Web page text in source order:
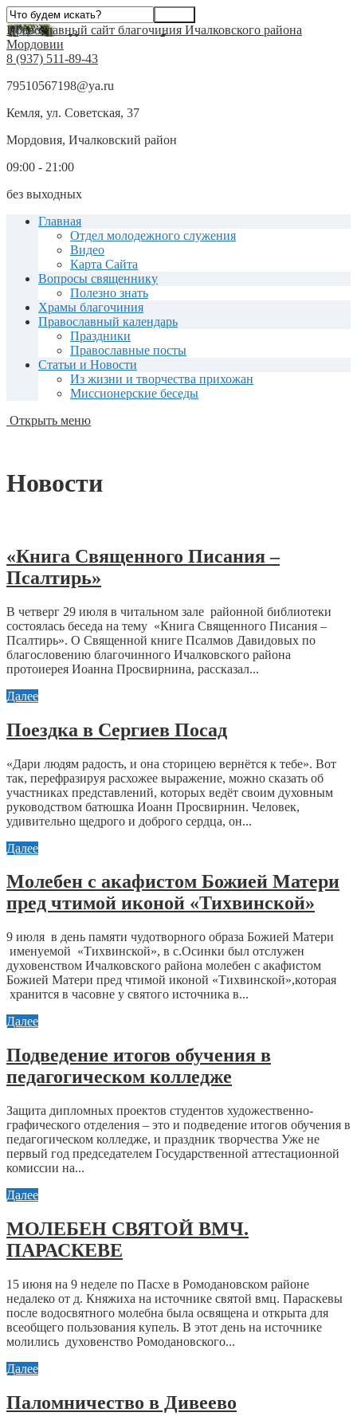
Православный сайт благочиния Ичалковского района
Мордовии
8 (937) 511-89-43
79510567198@ya.ru
Кемля, ул. Советская, 37
Мордовия, Ичалковский район
09:00 - 21:00
без выходных
Главная
Отдел молодежного служения
Видео
Карта Сайта
Вопросы священнику
Полезно знать
Храмы благочиния
Православный календарь
Праздники
Православные посты
Статьи и Новости
Из жизни и творчества прихожан
Миссионерские беседы
Открыть меню
Новости
«Книга Священного Писания –
Псалтирь»
В четверг 29 июля в читальном зале районной библиотеки
состоялась беседа на тему «Книга Священного Писания –
Псалтирь». О Священной книге Псалмов Давидовых по
благословению благочинного Ичалковского района
протоиерея Иоанна Просвирнина, рассказал...
Далее
Поездка в Сергиев Посад
«Дари людям радость, и она сторицею вернётся к тебе». Вот
так, перефразируя расхожее выражение, можно сказать об
участниках представлений, которых ведёт своим духовным
руководством батюшка Иоанн Просвирнин. Человек,
удивительно щедрого и доброго сердца, он...
Далее
Молебен с акафистом Божией Матери
пред чтимой иконой «Тихвинской»
9 июля в день памяти чудотворного образа Божией Матери
именуемой «Тихвинской», в с.Осинки был отслужен
духовенством Ичалковского района молебен с акафистом
Божией Матери пред чтимой иконой «Тихвинской»,которая
хранится в часовне у святого источника в...
Далее
Подведение итогов обучения в
педагогическом колледже
Защита дипломных проектов студентов художественно-
графического отделения – это и подведение итогов обучения в
педагогическом колледже, и праздник творчества Уже не
первый год председателем Государственной аттестационной
комиссии на...
Далее
МОЛЕБЕН СВЯТОЙ ВМЧ.
ПАРАСКЕВЕ
15 июня на 9 неделе по Пасхе в Ромодановском районе
недалеко от д. Княжиха на источнике святой вмц. Параскевы
после водосвятного молебна была освящена и открыта для
всеобщего пользования купель. В этот день на источнике
молились духовенство Ромодановского...
Далее
Паломничество в Дивеево